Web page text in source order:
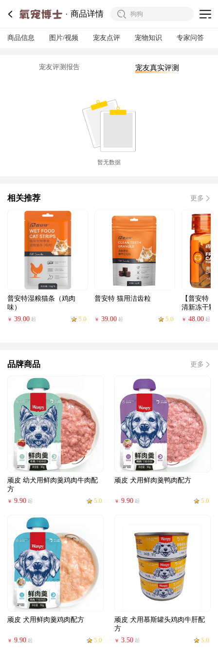
商品详情
商品信息 图片/视频 宠友点评 宠物知识 专家问答
宠友评测报告 宠友真实评测
暂无数据
相关推荐 更多
普安特湿粮猫条（鸡肉
味）
￥ 39.00 起 5.0
普安特 猫用洁齿粒
￥ 39.00 起 5.0
【普安特
清新冻干颗
￥ 48.00 起
品牌商品 更多
顽皮 幼犬用鲜肉羹鸡肉牛肉配
方
￥ 9.90 起 5.0
顽皮 犬用鲜肉羹鸭肉配方
￥ 9.90 起 5.0
顽皮 犬用鲜肉羹鸡肉配方
￥ 9.90 起 5.0
顽皮 犬用慕斯罐头鸡肉牛肝配
方
￥ 3.50 起 5.0